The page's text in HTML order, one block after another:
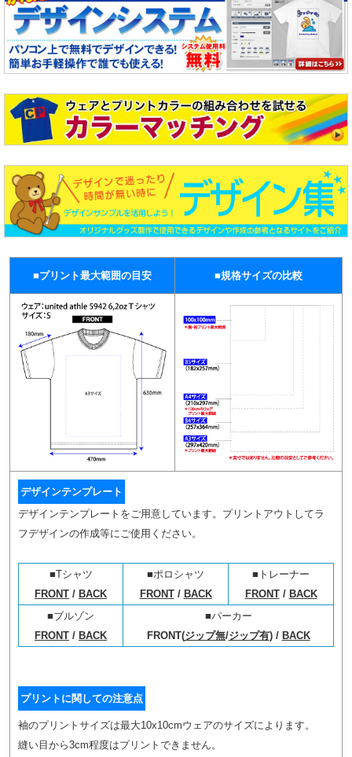
■プリント最大範囲の目安 ■規格サイズの比較
デザインテンプレート
デザインテンプレートをご用意しています。プリントアウトしてラ
フデザインの作成等にご使用ください。
■Tシャツ
FRONT / BACK
■ポロシャツ
FRONT/ BACK
■トレーナー
FRONT/ BACK
■ブルゾン
FRONT / BACK
■パーカー
FRONT(ジップ無/ジップ有) / BACK
プリントに関しての注意点
袖のプリントサイズは最大10x10cmウェアのサイズによります。
縫い目から3cm程度はプリントできません。